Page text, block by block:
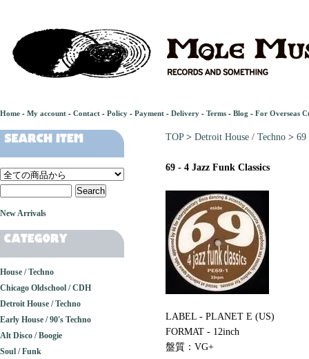
Home - My account - Contact - Policy - Payment - Delivery - Terms - Blog - For Overseas
TOP> Detroit House / Techno > 69
69 - 4 Jazz Funk Classics
LABEL - PLANET E (US)
FORMAT - 12inch
盤質：VG+
New Arrivals
House / Techno
Chicago Oldschool / CDH
Detroit House / Techno
Early House / 90's Techno
Alt Disco / Boogie
Soul / Funk